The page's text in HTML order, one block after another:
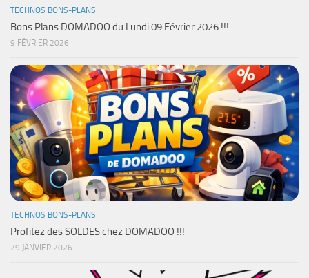
TECHNOS BONS-PLANS
Bons Plans DOMADOO du Lundi 09 Février 2026 !!!
9 FÉVRIER 2026
TECHNOS BONS-PLANS
Profitez des SOLDES chez DOMADOO !!!
29 JANVIER 2026